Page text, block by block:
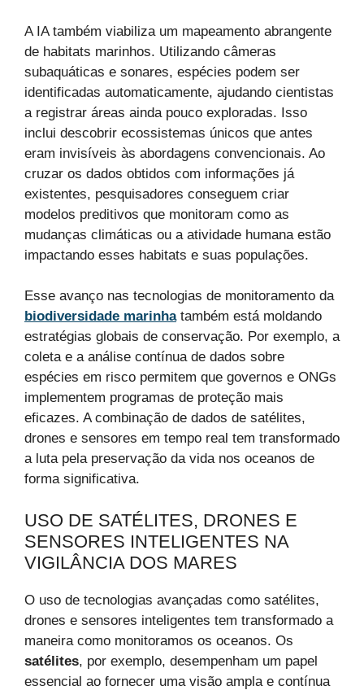
A IA também viabiliza um mapeamento abrangente
de habitats marinhos. Utilizando câmeras
subaquáticas e sonares, espécies podem ser
identificadas automaticamente, ajudando cientistas
a registrar áreas ainda pouco exploradas. Isso
inclui descobrir ecossistemas únicos que antes
eram invisíveis às abordagens convencionais. Ao
cruzar os dados obtidos com informações já
existentes, pesquisadores conseguem criar
modelos preditivos que monitoram como as
mudanças climáticas ou a atividade humana estão
impactando esses habitats e suas populações.
Esse avanço nas tecnologias de monitoramento da
biodiversidade marinhatambém está moldando
estratégias globais de conservação. Por exemplo, a
coleta e a análise contínua de dados sobre
espécies em risco permitem que governos e ONGs
implementem programas de proteção mais
eficazes. A combinação de dados de satélites,
drones e sensores em tempo real tem transformado
a luta pela preservação da vida nos oceanos de
forma significativa.
USO DE SATÉLITES, DRONES E
SENSORES INTELIGENTES NA
VIGILÂNCIA DOS MARES
O uso de tecnologias avançadas como satélites,
drones e sensores inteligentes tem transformado a
maneira como monitoramos os oceanos. Os
satélites, por exemplo, desempenham um papel
essencial ao fornecer uma visão ampla e contínua